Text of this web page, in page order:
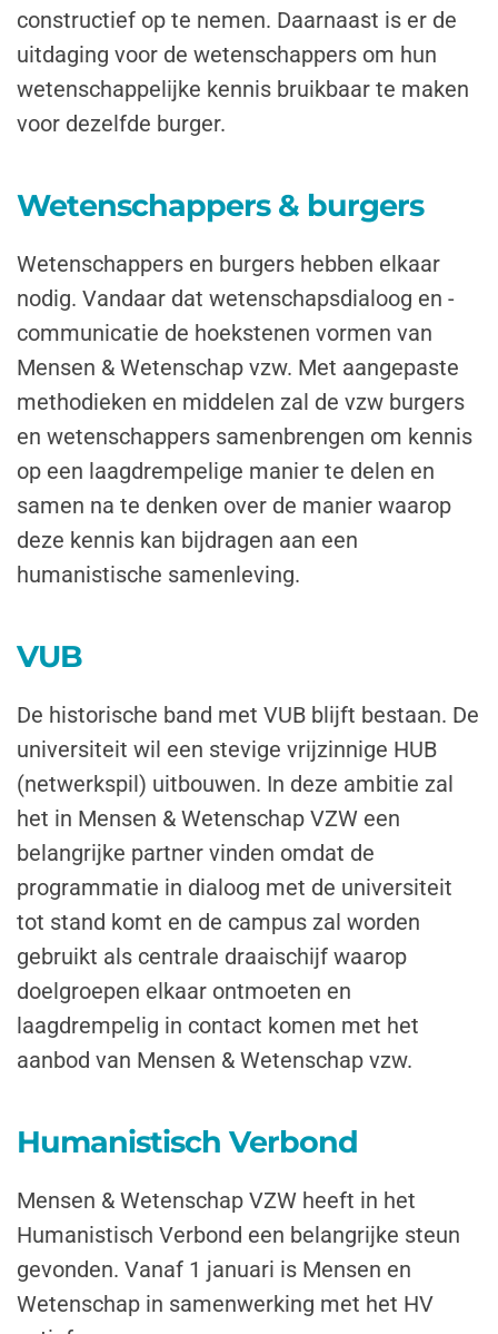
constructief op te nemen. Daarnaast is er de
uitdaging voor de wetenschappers om hun
wetenschappelijke kennis bruikbaar te maken
voor dezelfde burger.
Wetenschappers & burgers
Wetenschappers en burgers hebben elkaar
nodig. Vandaar dat wetenschapsdialoog en -
communicatie de hoekstenen vormen van
Mensen & Wetenschap vzw. Met aangepaste
methodieken en middelen zal de vzw burgers
en wetenschappers samenbrengen om kennis
op een laagdrempelige manier te delen en
samen na te denken over de manier waarop
deze kennis kan bijdragen aan een
humanistische samenleving.
VUB
De historische band met VUB blijft bestaan. De
universiteit wil een stevige vrijzinnige HUB
(netwerkspil) uitbouwen. In deze ambitie zal
het in Mensen & Wetenschap VZW een
belangrijke partner vinden omdat de
programmatie in dialoog met de universiteit
tot stand komt en de campus zal worden
gebruikt als centrale draaischijf waarop
doelgroepen elkaar ontmoeten en
laagdrempelig in contact komen met het
aanbod van Mensen & Wetenschap vzw.
Humanistisch Verbond
Mensen & Wetenschap VZW heeft in het
Humanistisch Verbond een belangrijke steun
gevonden. Vanaf 1 januari is Mensen en
Wetenschap in samenwerking met het HV